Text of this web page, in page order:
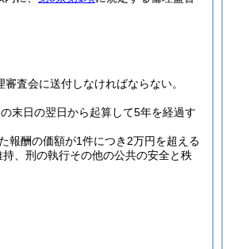
査会に送付しなければならない。
末日の翌日から起算して5年を経過す
報酬の価額が1件につき2万円を超える
、刑の執行その他の公共の安全と秩